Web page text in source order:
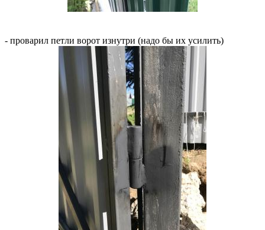
- проварил петли ворот изнутри (надо бы их усилить)